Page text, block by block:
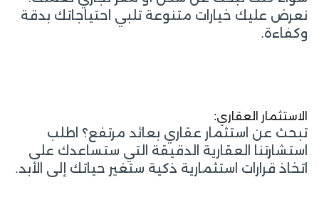
نعرض عليك خيارات متنوعة تلبي احتياجاتك بدقة
وكفاءة.
الاستثمار العقاري:
تبحث عن استثمار عقاري بعائد مرتفع؟ اطلب
استشارتنا العقارية الدقيقة التي ستساعدك على
اتخاذ قرارات استثمارية ذكية ستغير حياتك إلى الأبد.